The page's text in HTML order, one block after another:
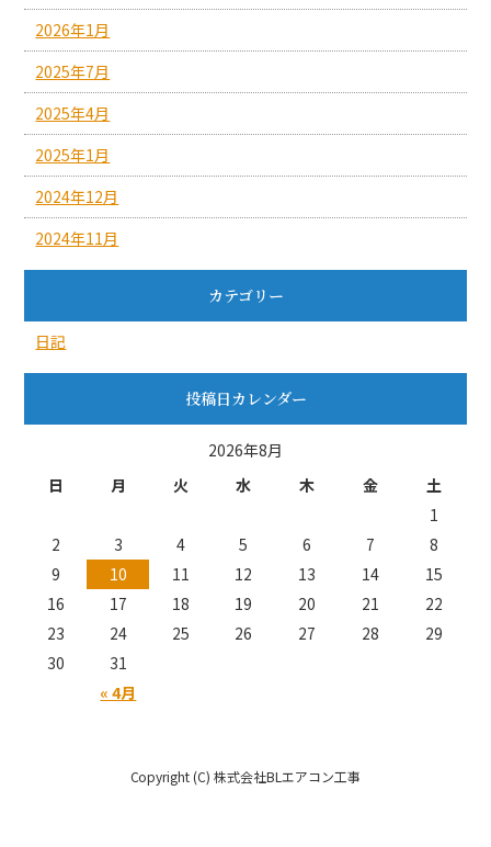
2026年1月
2025年7月
2025年4月
2025年1月
2024年12月
2024年11月
カテゴリー
日記
投稿日カレンダー
2026年8月
日
月 火 水 木 金 土
« 4月
1
2
3 4 5 6 7
8
9
10 11 12 13 14
15
16
17 18 19 20 21
22
23
24 25 26 27 28
29
30
31
Copyright (C) 株式会社BLエアコン工事